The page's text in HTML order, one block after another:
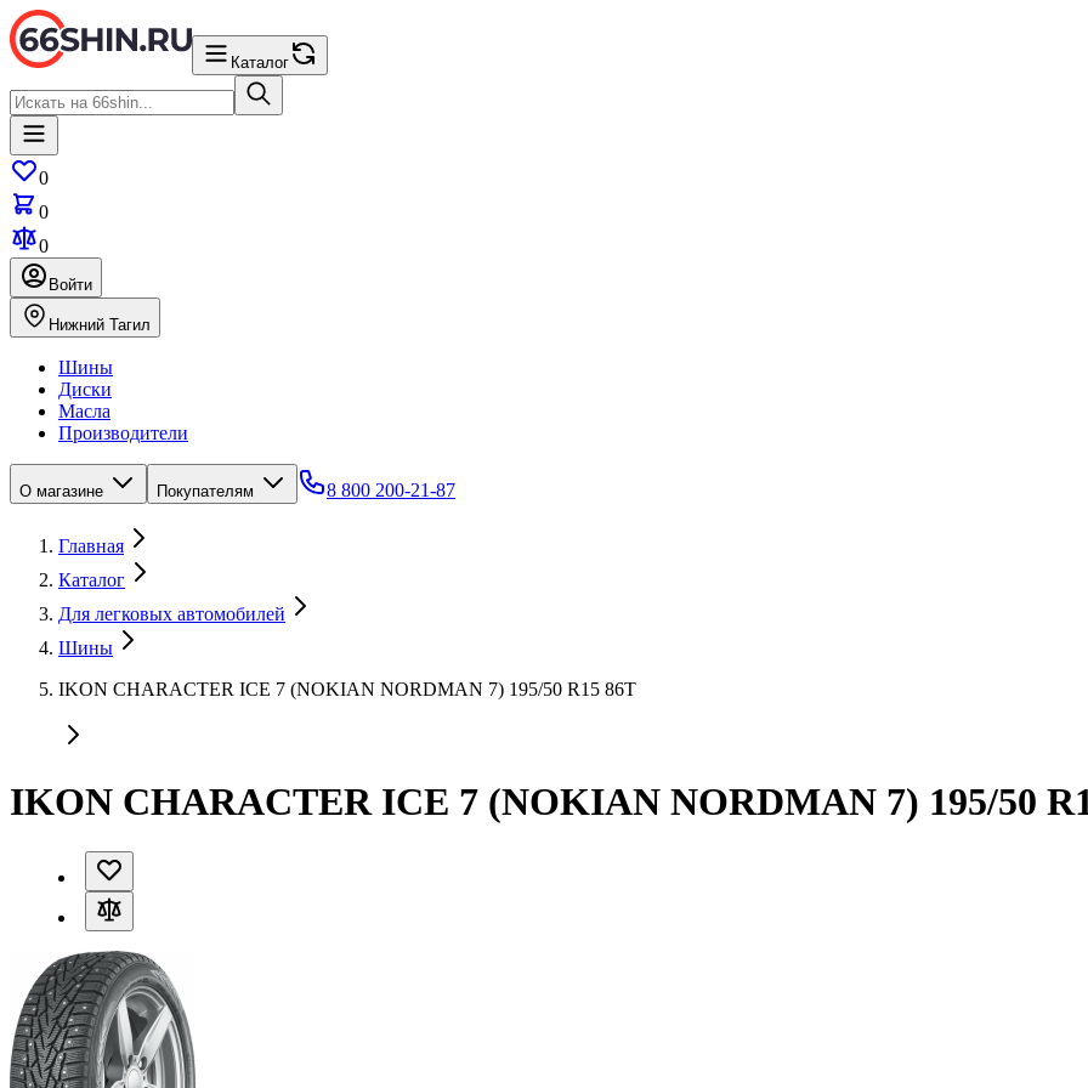
Каталог
0
0
0
Войти
Нижний Тагил
Шины
Диски
Масла
Производители
О магазине Покупателям 8 800 200-21-87
Главная
Каталог
Для легковых автомобилей
Шины
IKON CHARACTER ICE 7 (NOKIAN NORDMAN 7) 195/50 R15 86T
IKON CHARACTER ICE 7 (NOKIAN NORDMAN 7) 195/50